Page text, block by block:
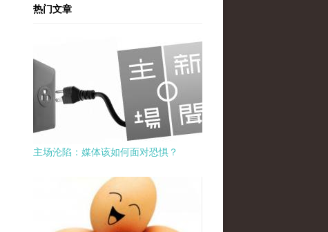
热门文章
主场沦陷：媒体该如何面对恐惧？